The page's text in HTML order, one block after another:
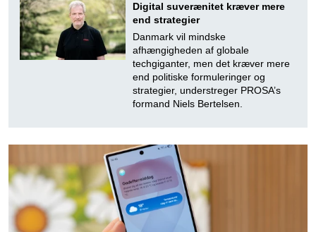
Digital suverænitet kræver mere
end strategier
Danmark vil mindske
afhængigheden af globale
techgiganter, men det kræver mere
end politiske formuleringer og
strategier, understreger PROSA’s
formand Niels Bertelsen.